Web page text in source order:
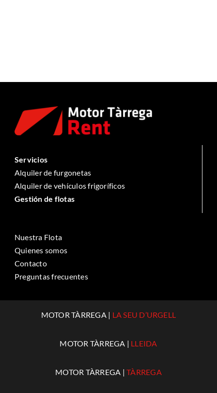
Servicios
Alquiler de furgonetas
Alquiler de vehículos frigoríficos
Gestión de flotas
Nuestra Flota
Quienes somos
Contacto
Preguntas frecuentes
MOTOR TÀRREGA | LA SEU D’URGELL
MOTOR TÀRREGA | LLEIDA
MOTOR TÀRREGA |TÀRREGA